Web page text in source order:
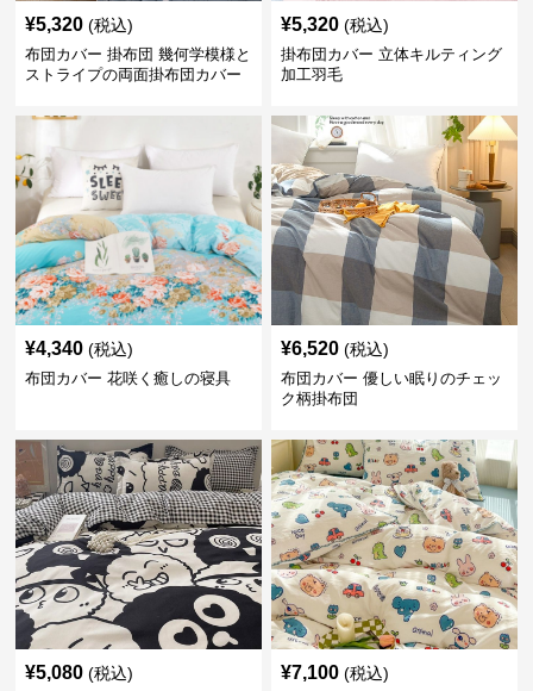
¥5,320 (税込)
布団カバー 掛布団 幾何学模様と
ストライプの両面掛布団カバー
¥5,320 (税込)
掛布団カバー 立体キルティング
加工羽毛
¥4,340 (税込)
布団カバー 花咲く癒しの寝具
¥6,520 (税込)
布団カバー 優しい眠りのチェッ
ク柄掛布団
¥5,080 (税込) ¥7,100 (税込)